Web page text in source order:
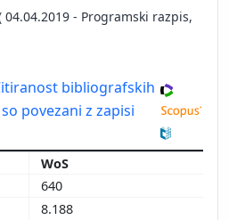
04.04.2019 - Programski razpis,
bibliografskih
povezani z zapisi
WoS
640
8.188